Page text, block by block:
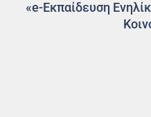
«e-Εκπαίδευση